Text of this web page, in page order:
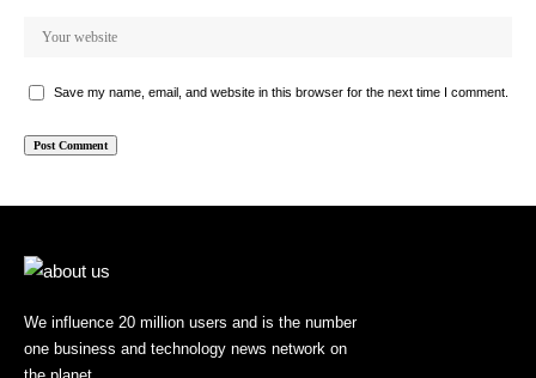
Save my name, email, and website in this browser for the next time I comment.
We influence 20 million users and is the number
one business and technology news network on